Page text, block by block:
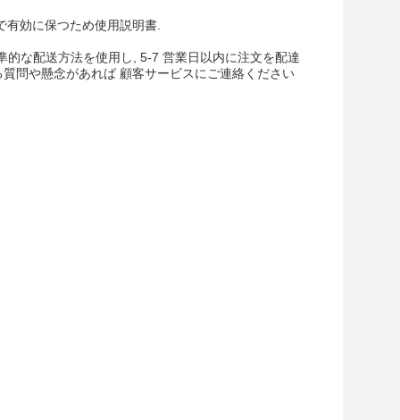
効に保つため使用説明書.
な配送方法を使用し, 5-7 営業日以内に注文を配達
問や懸念があれば 顧客サービスにご連絡ください